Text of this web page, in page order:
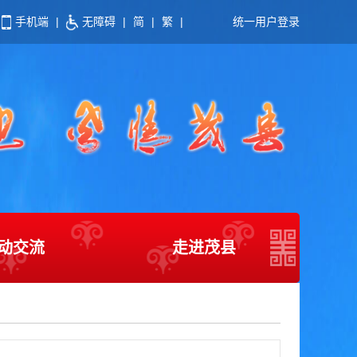
手机端 | 无障碍 | 简 | 繁 | 统一用户登录
交流 走进茂县